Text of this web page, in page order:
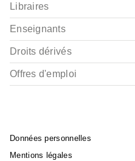
Libraires
Enseignants
Droits dérivés
Offres d'emploi
Données personnelles
Mentions légales